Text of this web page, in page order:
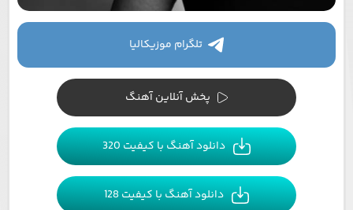
تلگرام موزیکالیا
پخش آنلاین آهنگ
دانلود آهنگ با کیفیت 320
دانلود آهنگ با کیفیت 128